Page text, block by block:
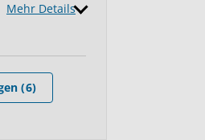
Mehr Details
(6)